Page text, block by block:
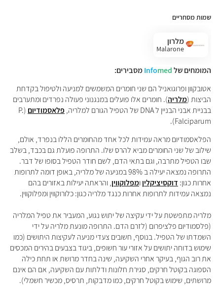
שמות מסחריים
מלרון
Malarone
המומחים של Infomed
מסבירים:
אטובקוון ופרוגואניל הם שני חומרים המשמשים למניעה ולטיפול בקדחת
הביצות (מלריה). חומרים אלו פועלים במנגנוני פעולה נפרדים ומתערבים
בבניית אבני הבניין ל DNA של הטפיל הגורם למלריה,
פלאסמודיום (P.
Falciparum).
הפלאסמודיום מראה עמידות לכל אחד מהחומרים הללו בנפרד, אולם,
שילוב של שני החומרים מביא להרס שלו. התרופה פועלת גם בכבד, בשלב
שבו הטפיל מתרבה, וגם בתאי הדם, לשם חודר הטפיל בסופו של דבר.
התרופה נמצאה יעילה ב 98% במניעה של מלריה, באופן דומה לתרופות
אחרות כגון: דוקסיציקליןומפלוקווין, והראתה יעילות באזורים בהם
נמצאה עמידות לתרופות אחרות כנגד מלריה כגון: כלורוקווין ומפלוקווין.
מלריה מתפשטת על ידי עקיצה של יתוש נגוע, המעביר את טפיל המלריה
(פלסמודיום פלציפרום (לזרם הדם. התרופה מונעת מלריה על ידי
השמדתו של הטפיל. בנוסף, חשובים צעדי מניעה לעקיצות היתושים (כמו
שימוש בדוחה יתושים על אזורי עור חשופים, ביגוד בצבעים בהירים המכסים
את רוב הגוף, בעיקר אחרי השקיעה, שינה בחדר מרושת או תחת כילה
הספוגה בקוטל חרקים, סגירת חלונות ודלתות עם השקיעה, אם הם אינם
מרושתים, שימוש בקוטל חרקים, כמו מדבקות, תרסיס, מכשיר חשמלי).